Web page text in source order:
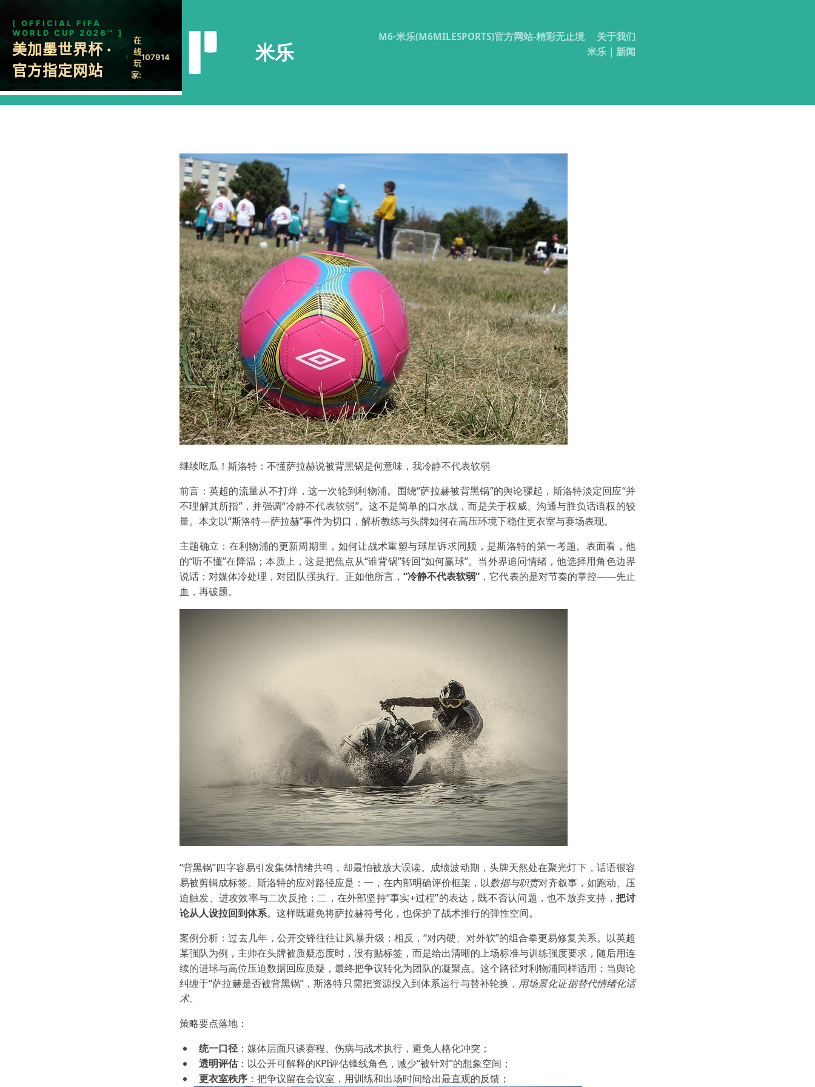
米乐
M6·米乐(M6MILESPORTS)官方网站-精彩无止境
关于我们
米乐｜新闻
继续吃瓜！斯洛特：不懂萨拉赫说被背黑锅是何意味，我冷静不代表软弱
前言：英超的流量从不打烊，这一次轮到利物浦。围绕“萨拉赫被背黑锅”的舆论骤起，斯洛特淡定回应“并
不理解其所指”，并强调“冷静不代表软弱”。这不是简单的口水战，而是关于权威、沟通与胜负话语权的较
量。本文以“斯洛特—萨拉赫”事件为切口，解析教练与头牌如何在高压环境下稳住更衣室与赛场表现。
主题确立：在利物浦的更新周期里，如何让战术重塑与球星诉求同频，是斯洛特的第一考题。表面看，他
的“听不懂”在降温；本质上，这是把焦点从“谁背锅”转回“如何赢球”。当外界追问情绪，他选择用角色边界
说话：对媒体冷处理，对团队强执行。正如他所言， “冷静不代表软弱” ，它代表的是对节奏的掌控——先止
血，再破题。
“背黑锅”四字容易引发集体情绪共鸣，却最怕被放大误读。成绩波动期，头牌天然处在聚光灯下，话语很容
易被剪辑成标签。斯洛特的应对路径应是：一，在内部明确评价框架，以数据与职责对齐叙事，如跑动、压
迫触发、进攻效率与二次反抢；二，在外部坚持“事实+过程”的表达，既不否认问题，也不放弃支持， 把讨
论从人设拉回到体系。这样既避免将萨拉赫符号化，也保护了战术推行的弹性空间。
案例分析：过去几年，公开交锋往往让风暴升级；相反，“对内硬、对外软”的组合拳更易修复关系。以英超
某强队为例，主帅在头牌被质疑态度时，没有贴标签，而是给出清晰的上场标准与训练强度要求，随后用连
续的进球与高位压迫数据回应质疑，最终把争议转化为团队的凝聚点。这个路径对利物浦同样适用：当舆论
纠缠于“萨拉赫是否被背黑锅”，斯洛特只需把资源投入到体系运行与替补轮换， 用场景化证据替代情绪化话
术。
策略要点落地：
统一口径：媒体层面只谈赛程、伤病与战术执行，避免人格化冲突；
透明评估：以公开可解释的KPI评估锋线角色，减少“被针对”的想象空间；
更衣室秩序 ：把争议留在会议室，用训练和出场时间给出最直观的反馈；